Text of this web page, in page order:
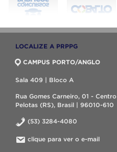
LOCALIZE A PRPPG
CAMPUS PORTO/ANGLO
Sala 409 | Bloco A
Rua Gomes Carneiro, 01 - Centro
Pelotas (RS), Brasil | 96010-610
(53) 3284-4080
clique para ver o e-mail